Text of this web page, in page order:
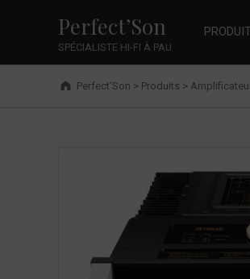
McIntosh MA1200 - Perfect’Son
Perfect’Son
SPÉCIALISTE HI-FI À PAU
Breadcrumbs navigation
Perfect’Son > Produits >